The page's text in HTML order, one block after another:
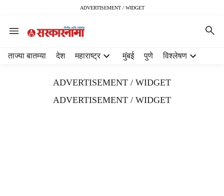
ADVERTISEMENT / WIDGET
ताज्या बातम्या देश महाराष्ट्र मुंबई पुणे विश्लेषण
ADVERTISEMENT / WIDGET
ADVERTISEMENT / WIDGET